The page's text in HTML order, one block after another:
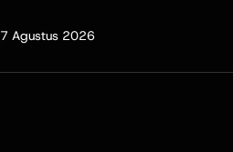
7 Agustus 2026